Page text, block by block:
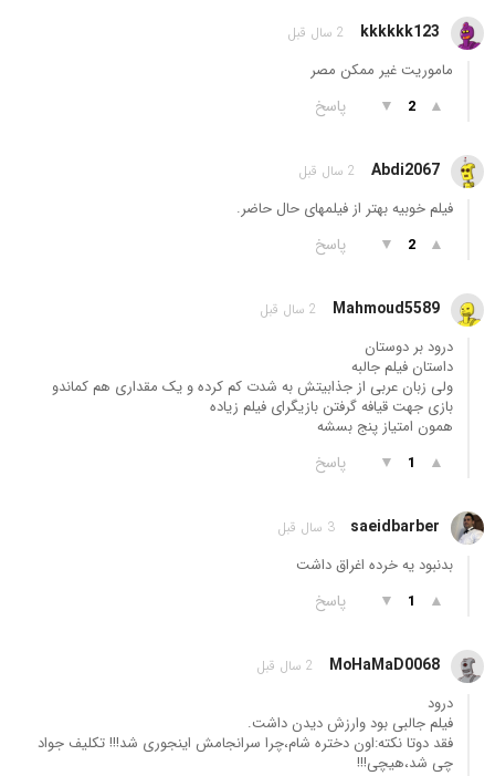
kkkkkk123 2 سال قبل
ماموریت غیر ممکن مصر
▲
2
▼ پاسخ
Abdi2067 2 سال قبل
فیلم خوبیه بهتر از فیلمهای حال حاضر.
▲
2
▼ پاسخ
Mahmoud5589 2 سال قبل
درود بر دوستان
داستان فیلم جالبه
ولی زبان عربی از جذابیتش به شدت کم کرده و یک مقداری هم کماندو
بازی جهت قیافه گرفتن بازیگرای فیلم زیاده
همون امتیاز پنج بسشه
▲
1
▼ پاسخ
saeidbarber 3 سال قبل
بدنبود یه خرده اغراق داشت
▲
1
▼ پاسخ
MoHaMaD0068 2 سال قبل
درود
فیلم جالبی بود وارزش دیدن داشت.
فقد دوتا نکته:اون دختره شام،چرا سرانجامش اینجوری شد!!! تکلیف جواد
چی شد،هیچی!!!